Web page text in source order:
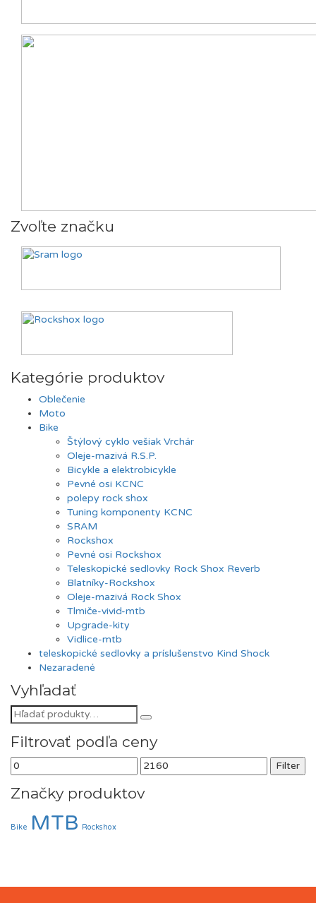
Zvoľte značku
Kategórie produktov
Oblečenie
Moto
Bike
Štýlový cyklo vešiak Vrchár
Oleje-mazivá R.S.P.
Bicykle a elektrobicykle
Pevné osi KCNC
polepy rock shox
Tuning komponenty KCNC
SRAM
Rockshox
Pevné osi Rockshox
Teleskopické sedlovky Rock Shox Reverb
Blatníky-Rockshox
Oleje-mazivá Rock Shox
Tlmiče-vivid-mtb
Upgrade-kity
Vidlice-mtb
teleskopické sedlovky a príslušenstvo Kind Shock
Nezaradené
Vyhľadať
Filtrovať podľa ceny
Minimálna
cena
Maximálna
cena
Filter
Značky produktov
Bike MTB Rockshox